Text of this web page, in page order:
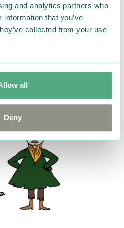
and analytics partners who
that you’ve
collected from your use
all
Deny
登場！ヨクサル＆スナフ
スステッカー・じゃばら